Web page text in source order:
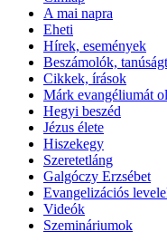
A mai napra
Eheti
Hírek, események
Beszámolók,
Cikkek, írások
Márk evangéliumát
Hegyi beszéd
Jézus élete
Hiszekegy
Szeretetláng
Galgóczy Erzsébet
Evangelizációs
Videók
Szemináriumok